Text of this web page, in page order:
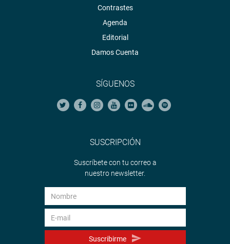
Contrastes
Agenda
Editorial
Damos Cuenta
SÍGUENOS
SUSCRIPCIÓN
Suscríbete con tu correo a
nuestro newsletter.
Suscribirme